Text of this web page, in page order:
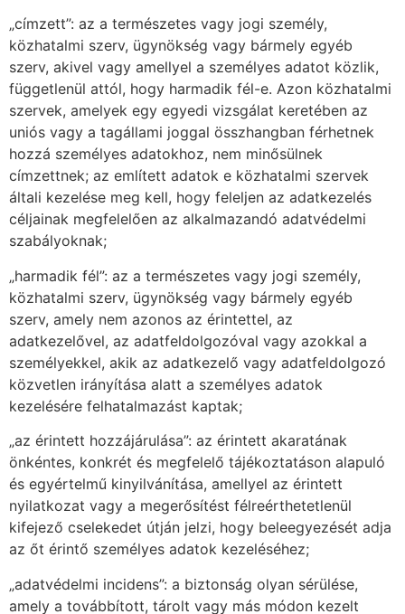
„címzett”: az a természetes vagy jogi személy,
közhatalmi szerv, ügynökség vagy bármely egyéb
szerv, akivel vagy amellyel a személyes adatot közlik,
függetlenül attól, hogy harmadik fél-e. Azon közhatalmi
szervek, amelyek egy egyedi vizsgálat keretében az
uniós vagy a tagállami joggal összhangban férhetnek
hozzá személyes adatokhoz, nem minősülnek
címzettnek; az említett adatok e közhatalmi szervek
általi kezelése meg kell, hogy feleljen az adatkezelés
céljainak megfelelően az alkalmazandó adatvédelmi
szabályoknak;
„harmadik fél”: az a természetes vagy jogi személy,
közhatalmi szerv, ügynökség vagy bármely egyéb
szerv, amely nem azonos az érintettel, az
adatkezelővel, az adatfeldolgozóval vagy azokkal a
személyekkel, akik az adatkezelő vagy adatfeldolgozó
közvetlen irányítása alatt a személyes adatok
kezelésére felhatalmazást kaptak;
„az érintett hozzájárulása”: az érintett akaratának
önkéntes, konkrét és megfelelő tájékoztatáson alapuló
és egyértelmű kinyilvánítása, amellyel az érintett
nyilatkozat vagy a megerősítést félreérthetetlenül
kifejező cselekedet útján jelzi, hogy beleegyezését adja
az őt érintő személyes adatok kezeléséhez;
„adatvédelmi incidens”: a biztonság olyan sérülése,
amely a továbbított, tárolt vagy más módon kezelt